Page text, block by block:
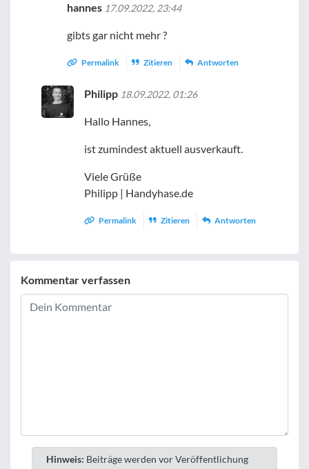
hannes 17.09.2022, 23:44
gibts gar nicht mehr ?
Permalink Zitieren Antworten
Philipp 18.09.2022, 01:26
Hallo Hannes,
ist zumindest aktuell ausverkauft.
Viele Grüße
Philipp | Handyhase.de
Permalink Zitieren Antworten
Kommentar verfassen
Hinweis: Beiträge werden vor Veröffentlichung